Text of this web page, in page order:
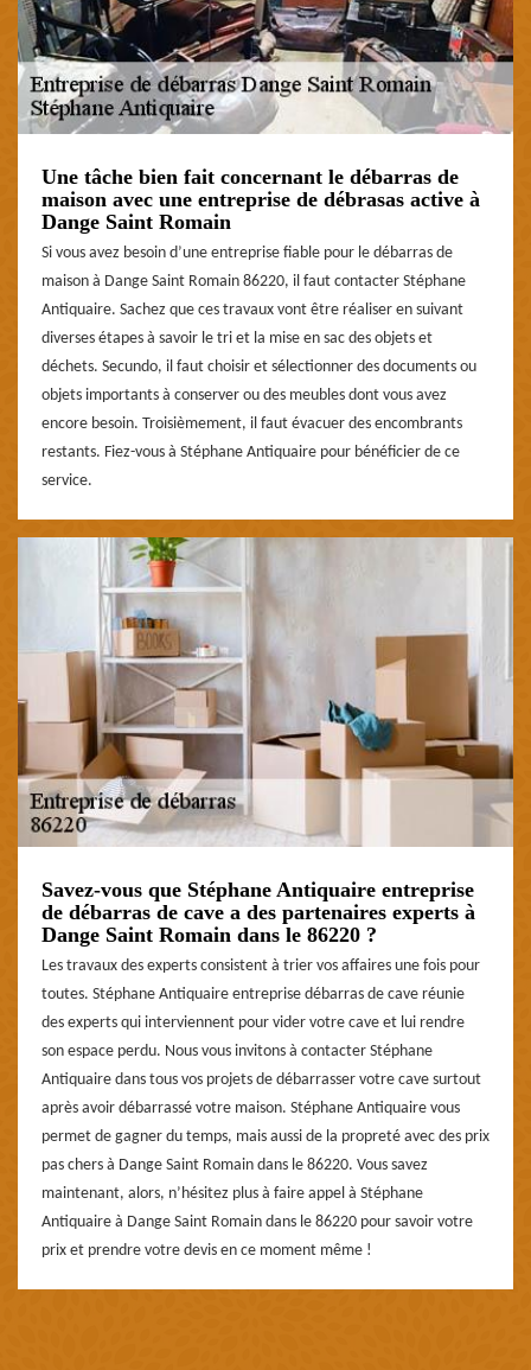
Une tâche bien fait concernant le débarras de
maison avec une entreprise de débrasas active à
Dange Saint Romain
Si vous avez besoin d’une entreprise fiable pour le débarras de
maison à Dange Saint Romain 86220, il faut contacter Stéphane
Antiquaire. Sachez que ces travaux vont être réaliser en suivant
diverses étapes à savoir le tri et la mise en sac des objets et
déchets. Secundo, il faut choisir et sélectionner des documents ou
objets importants à conserver ou des meubles dont vous avez
encore besoin. Troisièmement, il faut évacuer des encombrants
restants. Fiez-vous à Stéphane Antiquaire pour bénéficier de ce
service.
Savez-vous que Stéphane Antiquaire entreprise
de débarras de cave a des partenaires experts à
Dange Saint Romain dans le 86220 ?
Les travaux des experts consistent à trier vos affaires une fois pour
toutes. Stéphane Antiquaire entreprise débarras de cave réunie
des experts qui interviennent pour vider votre cave et lui rendre
son espace perdu. Nous vous invitons à contacter Stéphane
Antiquaire dans tous vos projets de débarrasser votre cave surtout
après avoir débarrassé votre maison. Stéphane Antiquaire vous
permet de gagner du temps, mais aussi de la propreté avec des prix
pas chers à Dange Saint Romain dans le 86220. Vous savez
maintenant, alors, n’hésitez plus à faire appel à Stéphane
Antiquaire à Dange Saint Romain dans le 86220 pour savoir votre
prix et prendre votre devis en ce moment même !